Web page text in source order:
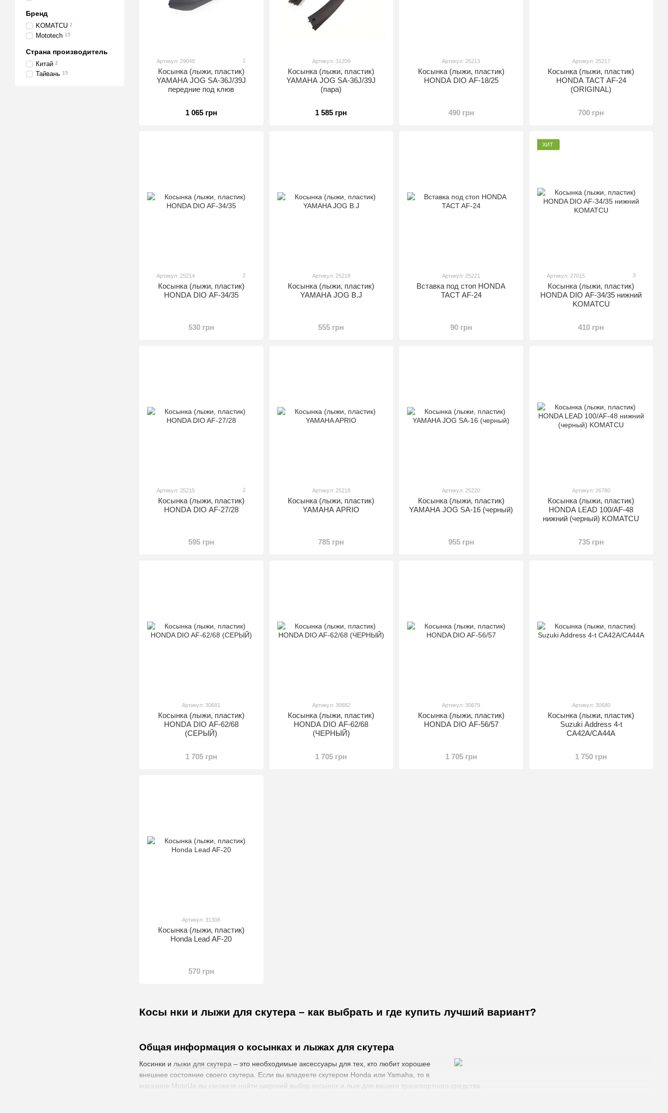
Косы нки и лыжи для скутера – как выбрать и где купить лучший вариант?
Общая информация о косынках и лыжах для скутера
Косинки и лыжи для скутера – это необходимые аксессуары для тех, кто любит хорошее
внешнее состояние своего скутера. Если вы владеете скутером Honda или Yamaha, то в
магазине MotoUa вы сможете найти широкий выбор косынок и лыж для вашего транспортного средства.
Артикул: 29048 1
Косынка (лыжи, пластик)
YAMAHA JOG SA-36J/39J
передние под клюв
1 065 грн
Артикул: 31209
Косынка (лыжи, пластик)
YAMAHA JOG SA-36J/39J
(пара)
1 585 грн
Артикул: 25213
Косынка (лыжи, пластик)
HONDA DIO AF-18/25
490 грн
Артикул: 25217
Косынка (лыжи, пластик)
HONDA TACT AF-24
(ORIGINAL)
700 грн
Артикул: 25214 2
Косынка (лыжи, пластик)
HONDA DIO AF-34/35
530 грн
Артикул: 25219
Косынка (лыжи, пластик)
YAMAHA JOG B.J
555 грн
Артикул: 25221
Вставка под стоп HONDA
TACT AF-24
90 грн
ХИТ
Артикул: 27015 3
Косынка (лыжи, пластик)
HONDA DIO AF-34/35 нижний
KOMATCU
410 грн
Артикул: 25215 2
Косынка (лыжи, пластик)
HONDA DIO AF-27/28
595 грн
Артикул: 25218
Косынка (лыжи, пластик)
YAMAHA APRIO
785 грн
Артикул: 25220
Косынка (лыжи, пластик)
YAMAHA JOG SA-16 (черный)
955 грн
Артикул: 26780
Косынка (лыжи, пластик)
HONDA LEAD 100/AF-48
нижний (черный) KOMATCU
735 грн
Артикул: 30681
Косынка (лыжи, пластик)
HONDA DIO AF-62/68
(СЕРЫЙ)
1 705 грн
Артикул: 30682
Косынка (лыжи, пластик)
HONDA DIO AF-62/68
(ЧЕРНЫЙ)
1 705 грн
Артикул: 30679
Косынка (лыжи, пластик)
HONDA DIO AF-56/57
1 705 грн
Артикул: 30680
Косынка (лыжи, пластик)
Suzuki Address 4-t
CA42A/CA44A
1 750 грн
Артикул: 31308
Косынка (лыжи, пластик)
Honda Lead AF-20
570 грн
Бренд
KOMATCU 2
Mototech 15
Страна производитель
Китай 2
Тайвань 15